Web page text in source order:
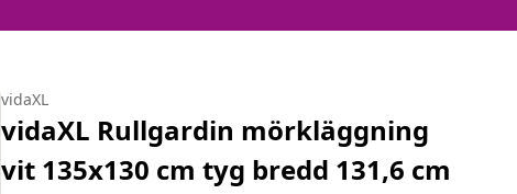
vidaXL
vidaXL Rullgardin mörkläggning
vit 135x130 cm tyg bredd 131,6 cm